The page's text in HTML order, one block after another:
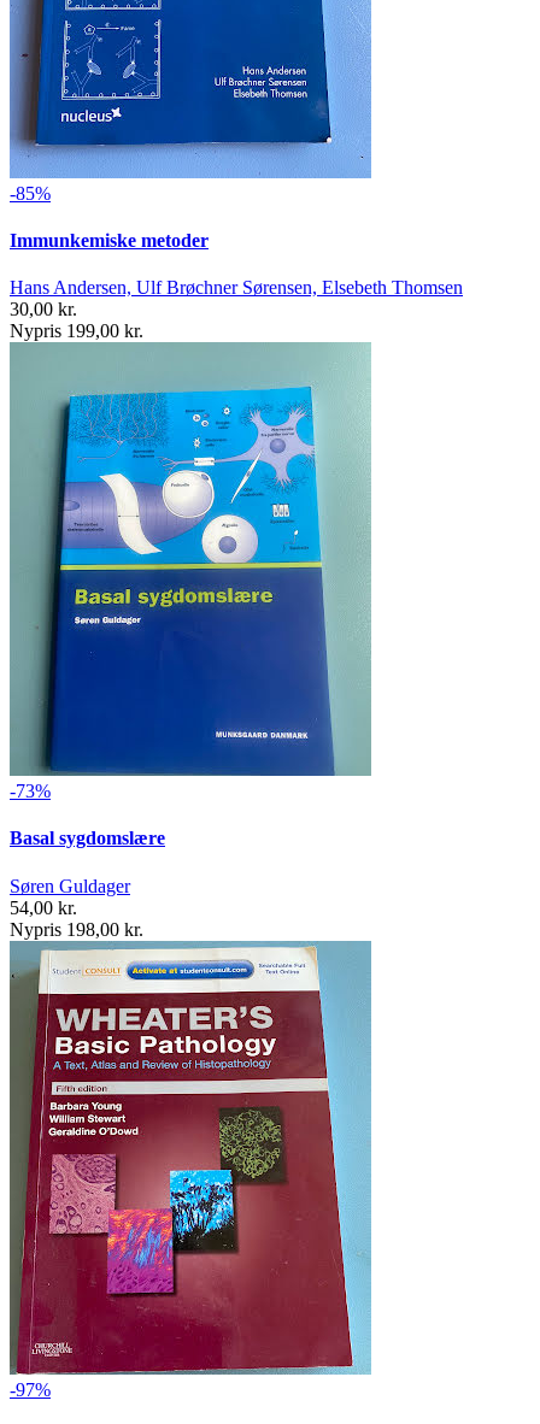
-85%
Immunkemiske metoder
Hans Andersen, Ulf Brøchner Sørensen, Elsebeth Thomsen
30,00 kr.
Nypris 199,00 kr.
-73%
Basal sygdomslære
Søren Guldager
54,00 kr.
Nypris 198,00 kr.
-97%